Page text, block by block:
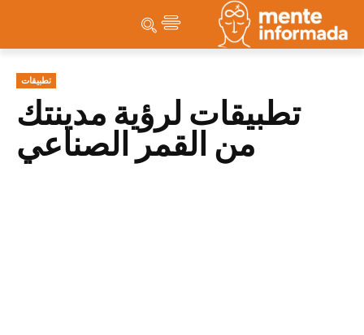
تطبيقات
تطبيقات لرؤية مدينتك
من القمر الصناعي